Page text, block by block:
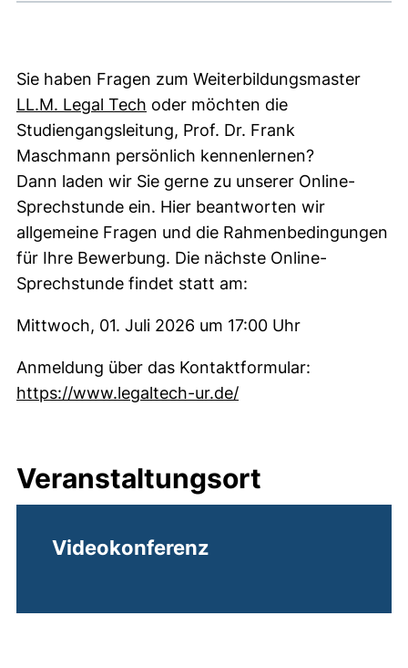
Sie haben Fragen zum Weiterbildungsmaster
LL.M. Legal Tech (externer Link, öffnet neues
oder möchten die
Studiengangsleitung, Prof. Dr. Frank
Maschmann persönlich kennenlernen?
Dann laden wir Sie gerne zu unserer Online-
Sprechstunde ein. Hier beantworten wir
allgemeine Fragen und die Rahmenbedingungen
für Ihre Bewerbung. Die nächste Online-
Sprechstunde findet statt am:
Mittwoch, 01. Juli 2026 um 17:00 Uhr
Anmeldung über das Kontaktformular:
https://www.legaltech-ur.de/(externer Link, öffnet
Veranstaltungsort
Videokonferenz